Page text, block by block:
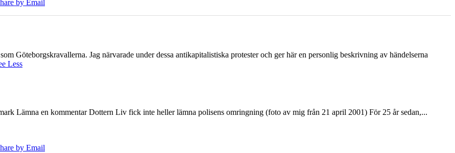
by Email
Göteborgskravallerna. Jag närvarade under dessa antikapitalistiska protester och ger här en personlig beskrivning av händelserna
Less
Lämna en kommentar Dottern Liv fick inte heller lämna polisens omringning (foto av mig från 21 april 2001) För 25 år sedan,...
by Email